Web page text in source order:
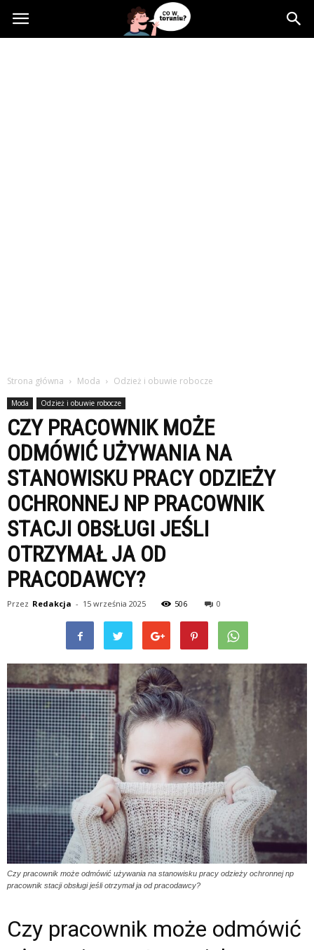
Cowtoruniu.pl
Strona główna Moda Odzież i obuwie robocze
Moda Odzież i obuwie robocze
CZY PRACOWNIK MOŻE
ODMÓWIĆ UŻYWANIA NA
STANOWISKU PRACY ODZIEŻY
OCHRONNEJ NP PRACOWNIK
STACJI OBSŁUGI JEŚLI
OTRZYMAŁ JA OD
PRACODAWCY?
Przez Redakcja - 15 września 2025 506 0
Czy pracownik może odmówić używania na stanowisku pracy odzieży ochronnej np
pracownik stacji obsługi jeśli otrzymał ja od pracodawcy?
Czy pracownik może odmówić